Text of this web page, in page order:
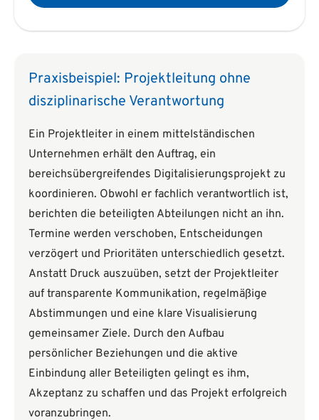
Praxisbeispiel: Projektleitung ohne
disziplinarische Verantwortung
Ein Projektleiter in einem mittelständischen
Unternehmen erhält den Auftrag, ein
bereichsübergreifendes Digitalisierungsprojekt zu
koordinieren. Obwohl er fachlich verantwortlich ist,
berichten die beteiligten Abteilungen nicht an ihn.
Termine werden verschoben, Entscheidungen
verzögert und Prioritäten unterschiedlich gesetzt.
Anstatt Druck auszuüben, setzt der Projektleiter
auf transparente Kommunikation, regelmäßige
Abstimmungen und eine klare Visualisierung
gemeinsamer Ziele. Durch den Aufbau
persönlicher Beziehungen und die aktive
Einbindung aller Beteiligten gelingt es ihm,
Akzeptanz zu schaffen und das Projekt erfolgreich
voranzubringen.